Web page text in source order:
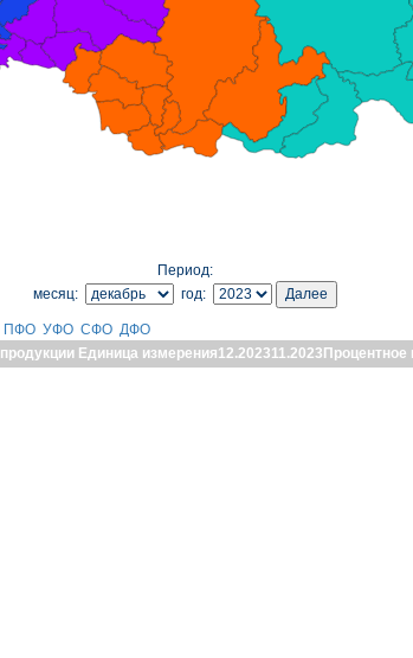
Период:
месяц:
год:
ПФО УФО СФО ДФО
Единица измерения12.202311.2023 Процентное